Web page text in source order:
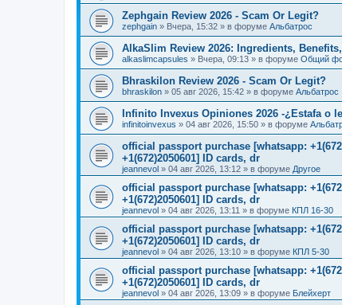
Zephgain Review 2026 - Scam Or Legit?
zephgain » Вчера, 15:32 » в форуме Альбатрос
AlkaSlim Review 2026: Ingredients,
alkaslimcapsules » Вчера, 09:13 » в форуме Общий
Bhraskilon Review 2026 - Scam Or Legit?
bhraskilon » 05 авг 2026, 15:42 » в форуме Альбатрос
Infinito Invexus Opiniones 2026 -¿Estafa o
infinitoinvexus » 04 авг 2026, 15:50 » в форуме
official passport purchase [whatsapp:
+1(672)2050601] ID cards, dr
jeannevol » 04 авг 2026, 13:12 » в форуме Другое
official passport purchase [whatsapp:
+1(672)2050601] ID cards, dr
jeannevol » 04 авг 2026, 13:11 » в форуме КПЛ 16-30
official passport purchase [whatsapp:
+1(672)2050601] ID cards, dr
jeannevol » 04 авг 2026, 13:10 » в форуме КПЛ 5-30
official passport purchase [whatsapp:
+1(672)2050601] ID cards, dr
jeannevol » 04 авг 2026, 13:09 » в форуме Блейхерт